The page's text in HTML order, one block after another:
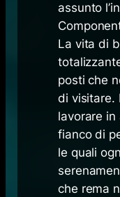
assunto
La vita di
posti che
di visitare.
lavorare
fianco di
le quali
che rema